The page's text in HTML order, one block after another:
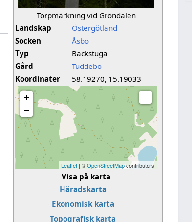
Torpmärkning vid Gröndalen
Landskap
Östergötland
Socken
Åsbo
Typ
Backstuga
Gård
Tuddebo
Koordinater
58.19270, 15.19033
+
−
Leaflet | ©OpenStreetMapcontributors
Visa på karta
Häradskarta
Ekonomisk karta
Topografisk karta